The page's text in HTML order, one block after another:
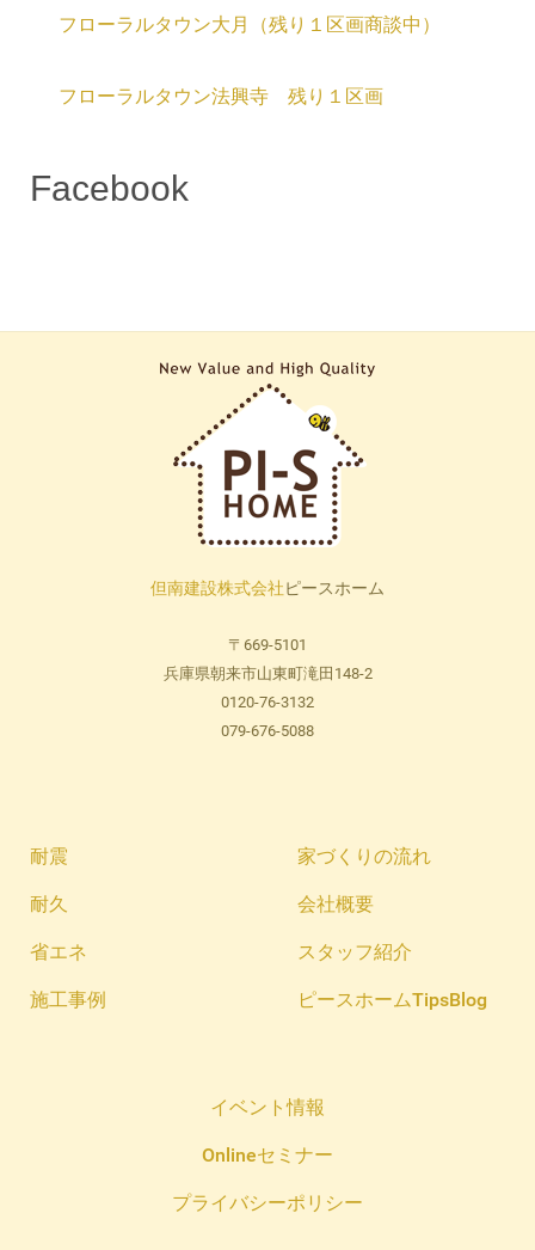
フローラルタウン大月（残り１区画商談中）
フローラルタウン法興寺 残り１区画
Facebook
但南建設株式会社ピースホーム
〒669-5101
兵庫県朝来市山東町滝田148-2
0120-76-3132
079-676-5088
耐震
耐久
省エネ
施工事例
家づくりの流れ
会社概要
スタッフ紹介
ピースホームTipsBlog
イベント情報
Onlineセミナー
プライバシーポリシー